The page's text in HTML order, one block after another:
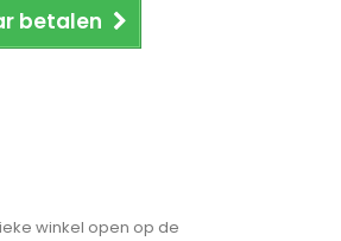
betalen
winkel open op de